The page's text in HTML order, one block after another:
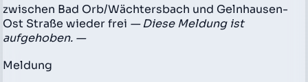
zwischen Bad Orb/Wächtersbach und Gelnhausen-
Ost Straße wieder frei — Diese Meldung ist
aufgehoben. —
Meldung